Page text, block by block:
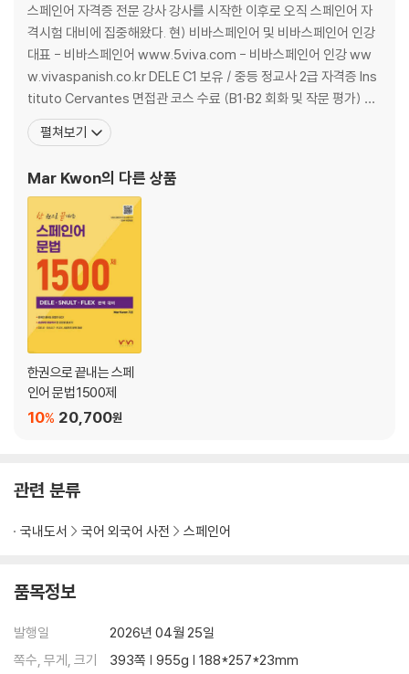
2회
3회
1회
2회
독해 모의고사
2회
3회
4회
스페인어 자격증 전문 강사 강사를 시작한 이후로 오직 스페인어 자
격시험 대비에 집중해왔다. 현) 비바스페인어 및 비바스페인어 인강
대표 - 비바스페인어 www.5viva.com - 비바스페인어 인강 ww
w.vivaspanish.co.kr DELE C1 보유 / 중등 정교사 2급 자격증 Ins
tituto Cervantes 면접관 코스 수료 (B1·B2 회화 및 작문 평가) -
저서 및 교재 《플렉스·스널트 스페인어 필수 단어》(2022) 《비바 델
레 B1 기출 단어》(2020) 《시험대비 스페인어 문법 1000제》(202
펼쳐보기
Mar Kwon의 다른 상품
한권으로 끝내는 스페
인어 문법 1500제
20,700원
10%
관련 분류
국내도서 국어 외국어 사전 스페인어
품목정보
발행일
2026년 04월 25일
쪽수, 무게, 크기
393쪽 | 955g | 188*257*23mm